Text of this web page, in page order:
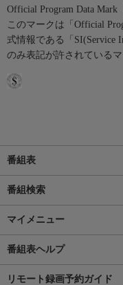
Official Program Data Mark
このマークは「Official
式情報である「SI(Service
のみ表記が許されているマ
番組表
番組検索
マイメニュー
番組表ヘルプ
リモート録画予約ガイド